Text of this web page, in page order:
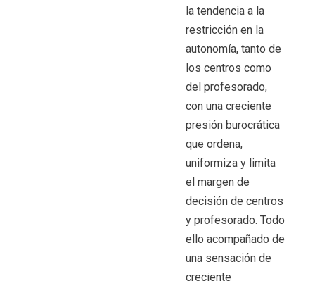
la tendencia a la
restricción en la
autonomía, tanto de
los centros como
del profesorado,
con una creciente
presión burocrática
que ordena,
uniformiza y limita
el margen de
decisión de centros
y profesorado. Todo
ello acompañado de
una sensación de
creciente